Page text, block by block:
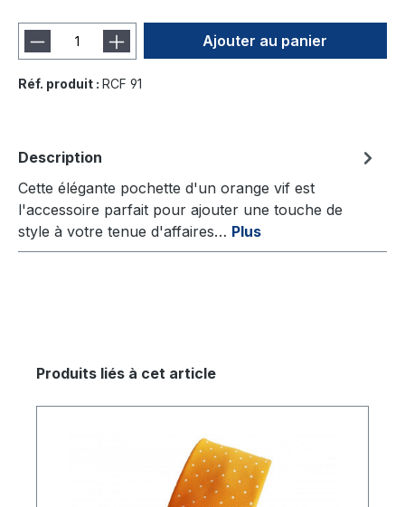
Ajouter au panier
Réf. produit : RCF 91
Description
Cette élégante pochette d'un orange vif est
l'accessoire parfait pour ajouter une touche de
style à votre tenue d'affaires… Plus
Produits liés à cet article